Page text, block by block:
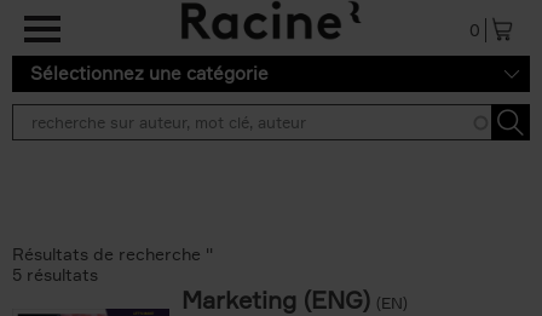
Aller au contenu principal
0
Sélectionnez une catégorie
Résultats de recherche ''
5 résultats
Marketing (ENG) (EN)